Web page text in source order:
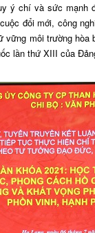
ý chí và sức
đổi mới, công
môi trường hòa
lần thứ XIII của